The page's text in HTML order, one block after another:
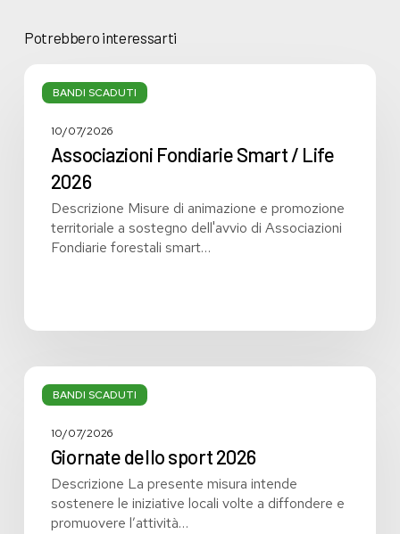
Potrebbero interessarti
BANDI SCADUTI
Fondiarie
2026
10/07/2026
Associazioni Fondiarie Smart / Life
2026
Descrizione Misure di animazione e promozione
territoriale a sostegno dell'avvio di Associazioni
Fondiarie forestali smart…
BANDI SCADUTI
Giornate
dello
202610/07/2026
Giornate dello sport 2026
Descrizione La presente misura intende
sostenere le iniziative locali volte a diffondere e
promuovere l’attività…